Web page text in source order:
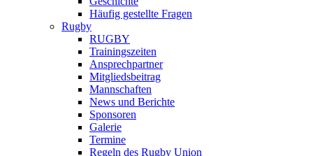
Häufig gestellte Fragen
Rugby
RUGBY
Trainingszeiten
Ansprechpartner
Mitgliedsbeitrag
Mannschaften
News und Berichte
Sponsoren
Galerie
Termine
Regeln des Rugby Union